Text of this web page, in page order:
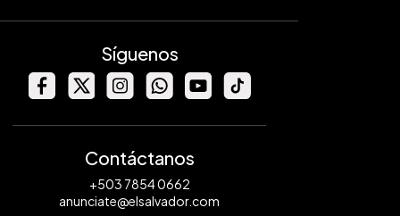
Síguenos
Contáctanos
+503 7854 0662
anunciate@elsalvador.com